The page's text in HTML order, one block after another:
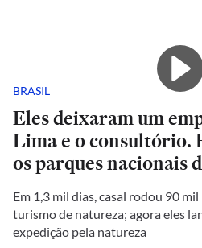
BRASIL
Eles deixaram um
Lima e o consultório.
os parques nacionais
Em 1,3 mil dias, casal rodou 90
turismo de natureza; agora eles
expedição pela natureza